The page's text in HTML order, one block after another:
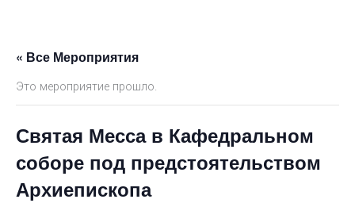
« Все Мероприятия
Это мероприятие прошло.
Святая Месса в Кафедральном
соборе под предстоятельством
Архиепископа